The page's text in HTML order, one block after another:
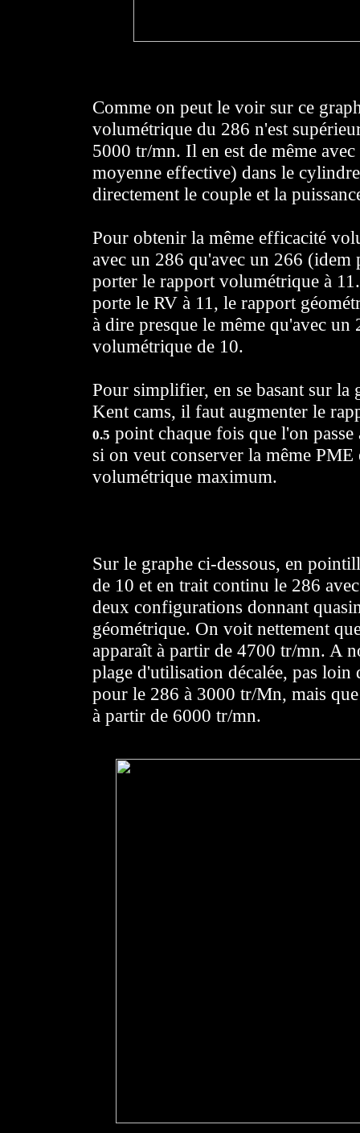
Comme on peut le voir sur ce
volumétrique du 286 n'est
5000 tr/mn. Il en est de même
moyenne effective) dans le
directement le couple et la
Pour obtenir la même efficacité
avec un 286 qu'avec un 266
porter le rapport volumétrique à
porte le RV à 11, le rapport
à dire presque le même qu'avec un
volumétrique de 10.
Pour simplifier, en se basant sur la
Kent cams, il faut augmenter le
0.5 point chaque fois que l'on passe
si on veut conserver la même PME
volumétrique maximum.
Sur le graphe ci-dessous, en
de 10 et en trait continu le 286
deux configurations donnant
géométrique. On voit nettement
apparaît à partir de 4700 tr/mn. A
plage d'utilisation décalée, pas loin
pour le 286 à 3000 tr/Mn, mais
à partir de 6000 tr/mn.